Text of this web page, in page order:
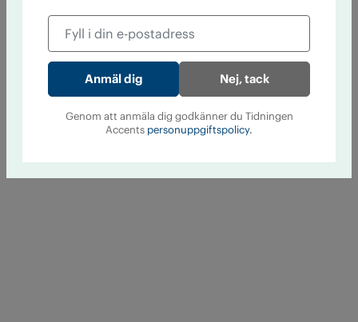
Nej, tack
Genom att anmäla dig godkänner du Tidningen
Accents personuppgiftspolicy.